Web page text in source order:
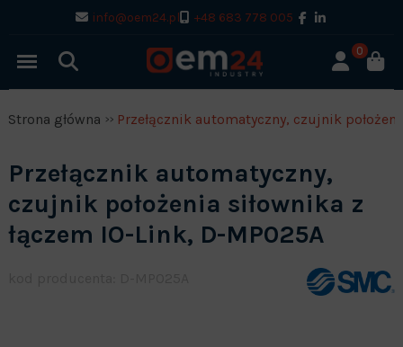
info@oem24.pl +48 683 778 005
0
Strona główna Przełącznik automatyczny, czujnik
Przełącznik automatyczny,
czujnik położenia siłownika z
łączem IO-Link, D-MP025A